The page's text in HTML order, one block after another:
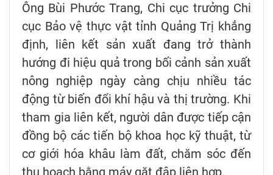
Ông Bùi Phước Trang, Chi cục trưởng Chi
cục Bảo vệ thực vật tỉnh Quảng Trị khẳng
định, liên kết sản xuất đang trở thành
hướng đi hiệu quả trong bối cảnh sản xuất
nông nghiệp ngày càng chịu nhiều tác
động từ biến đổi khí hậu và thị trường. Khi
tham gia liên kết, người dân được tiếp cận
đồng bộ các tiến bộ khoa học kỹ thuật, từ
cơ giới hóa khâu làm đất, chăm sóc đến